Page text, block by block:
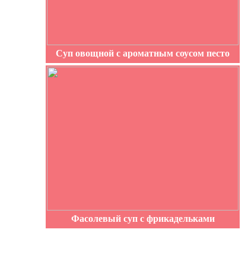
Суп овощной с ароматным соусом песто
Фасолевый суп с фрикадельками